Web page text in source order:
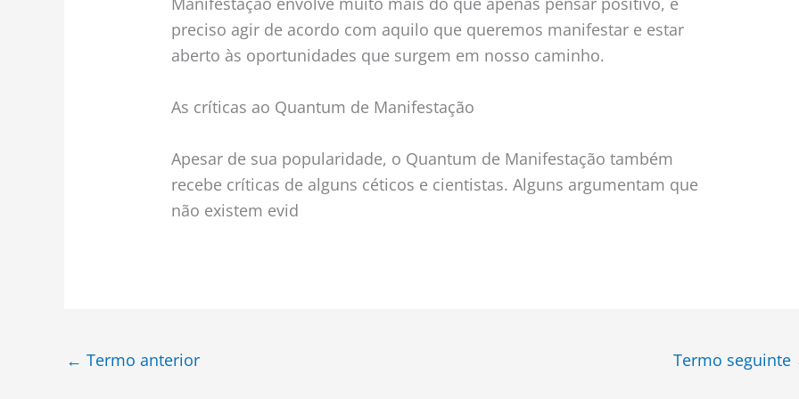
preciso agir de acordo com aquilo que queremos manifestar e estar
aberto às oportunidades que surgem em nosso caminho.
As críticas ao Quantum de Manifestação
Apesar de sua popularidade, o Quantum de Manifestação também
recebe críticas de alguns céticos e cientistas. Alguns argumentam que
não existem evid
← Termo anterior Termo seguinte